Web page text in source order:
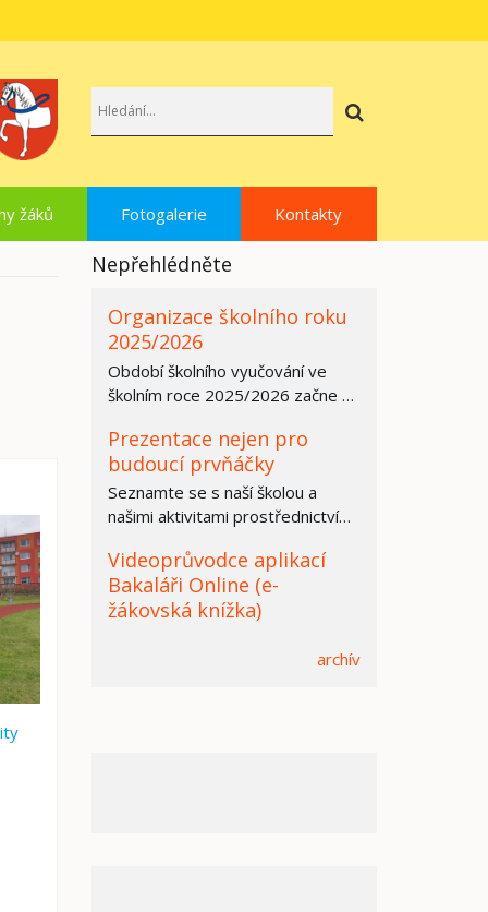
žáků Fotogalerie Kontakty
Nepřehlédněte
Organizace školního roku
2025/2026
Období školního vyučování ve
školním roce 2025/2026 začne ve
středních…
Prezentace nejen pro
budoucí prvňáčky
Seznamte se s naší školou a
našimi aktivitami prostřednictvím
Videoprůvodce aplikací
Bakaláři Online (e-
žákovská knížka)
archív